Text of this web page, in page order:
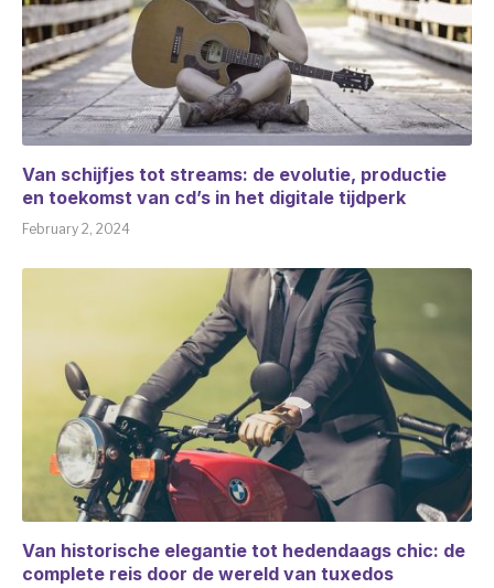
Van schijfjes tot streams: de evolutie, productie
en toekomst van cd’s in het digitale tijdperk
February 2, 2024
Van historische elegantie tot hedendaags chic: de
complete reis door de wereld van tuxedos